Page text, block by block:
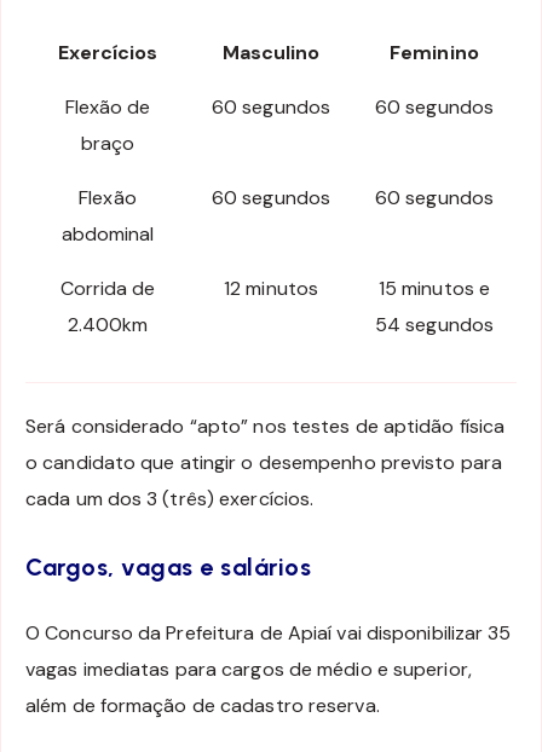
Exercícios Masculino Feminino
Flexão de
braço
60 segundos 60 segundos
Flexão
abdominal
60 segundos 60 segundos
Corrida de
2.400km
12 minutos
15 minutos e
54 segundos
Será considerado “apto” nos testes de aptidão física
o candidato que atingir o desempenho previsto para
cada um dos 3 (três) exercícios.
Cargos, vagas e salários
O Concurso da Prefeitura de Apiaí vai disponibilizar 35
vagas imediatas para cargos de médio e superior,
além de formação de cadastro reserva.